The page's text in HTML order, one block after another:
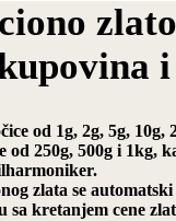
od 1g, 2g, 5g, 10g,
od 250g, 500g i 1kg,
zlata se
sa kretanjem cene